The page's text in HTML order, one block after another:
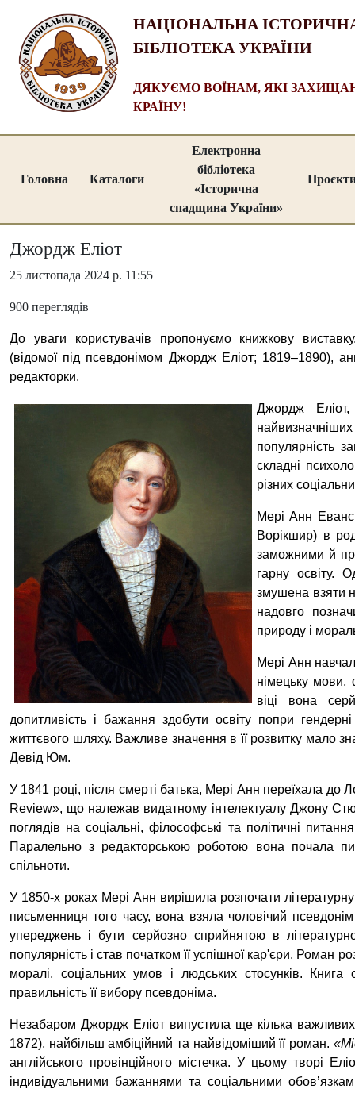
НАЦІОНАЛЬНА
БІБЛІОТЕКА УКРАЇНИ
ДЯКУЄМО ВОЇНАМ, ЯКІ
КРАЇНУ!
Головна Каталоги
Електронна
бібліотека
«Історична
спадщина України»
Джордж Еліот
25 листопада 2024 р. 11:55
900 переглядів
До уваги користувачів пропонуємо книжкову
(відомої під псевдонімом Джордж Еліот; 1819–1890),
редакторки.
Джордж
популярність
складні
різних
Мері Анн Еванс
Ворікшир) в
заможними й
гарну освіту.
змушена взяти
надовго
природу і
Мері Анн
німецьку мови,
віці вона
допитливість і бажання здобути освіту попри
життєвого шляху. Важливе значення в її розвитку мало
Девід Юм.
У 1841 році, після смерті батька, Мері Анн переїхала
Review», що належав видатному інтелектуалу Джону
поглядів на соціальні, філософські та політичні
Паралельно з редакторською роботою вона почала
спільноти.
У 1850-х роках Мері Анн вирішила розпочати
письменниця того часу, вона взяла чоловічий
упереджень і бути серйозно сприйнятою в
популярність і став початком її успішної кар'єри. Роман
моралі, соціальних умов і людських стосунків. Книга
правильність її вибору псевдоніма.
Незабаром Джордж Еліот випустила ще кілька
1872), найбільш амбіційний та найвідоміший її роман.
англійського провінційного містечка. У цьому творі
індивідуальними бажаннями та соціальними